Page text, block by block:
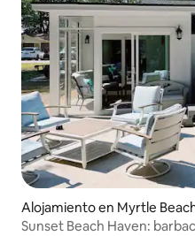
Alojamiento en Myrtle
Sunset Beach Haven: